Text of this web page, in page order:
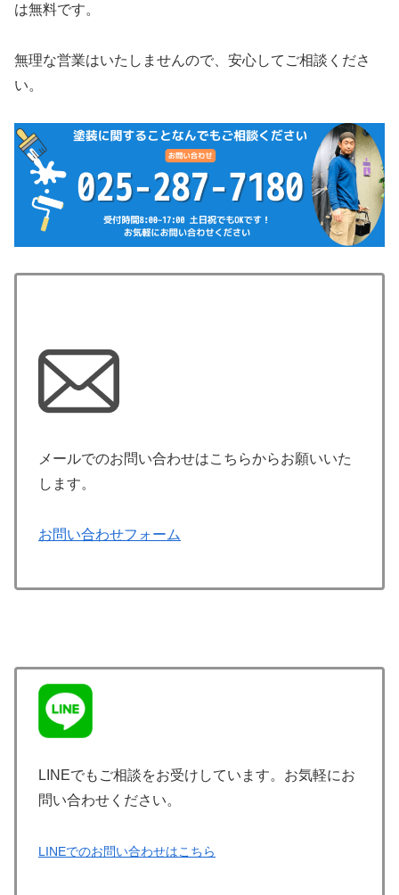
は無料です。
無理な営業はいたしませんので、安心してご相談くださ
い。
メールでのお問い合わせはこちらからお願いいた
します。
お問い合わせフォーム
LINEでもご相談をお受けしています。お気軽にお
問い合わせください。
LINEでのお問い合わせはこちら